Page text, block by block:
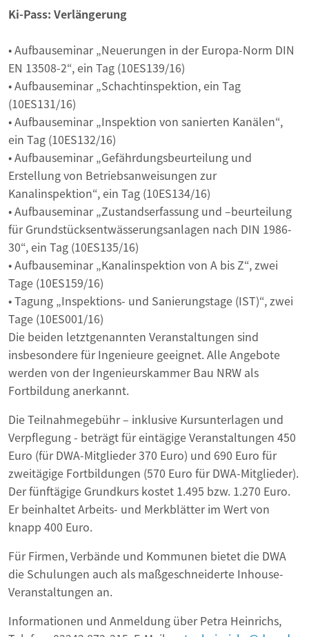
Ki-Pass: Verlängerung
• Aufbauseminar „Neuerungen in der Europa-Norm DIN
EN 13508-2“, ein Tag (10ES139/16)
• Aufbauseminar „Schachtinspektion, ein Tag
(10ES131/16)
• Aufbauseminar „Inspektion von sanierten Kanälen“,
ein Tag (10ES132/16)
• Aufbauseminar „Gefährdungsbeurteilung und
Erstellung von Betriebsanweisungen zur
Kanalinspektion“, ein Tag (10ES134/16)
• Aufbauseminar „Zustandserfassung und –beurteilung
für Grundstücksentwässerungsanlagen nach DIN 1986-
30“, ein Tag (10ES135/16)
• Aufbauseminar „Kanalinspektion von A bis Z“, zwei
Tage (10ES159/16)
• Tagung „Inspektions- und Sanierungstage (IST)“, zwei
Tage (10ES001/16)
Die beiden letztgenannten Veranstaltungen sind
insbesondere für Ingenieure geeignet. Alle Angebote
werden von der Ingenieurskammer Bau NRW als
Fortbildung anerkannt.
Die Teilnahmegebühr – inklusive Kursunterlagen und
Verpflegung - beträgt für eintägige Veranstaltungen 450
Euro (für DWA-Mitglieder 370 Euro) und 690 Euro für
zweitägige Fortbildungen (570 Euro für DWA-Mitglieder).
Der fünftägige Grundkurs kostet 1.495 bzw. 1.270 Euro.
Er beinhaltet Arbeits- und Merkblätter im Wert von
knapp 400 Euro.
Für Firmen, Verbände und Kommunen bietet die DWA
die Schulungen auch als maßgeschneiderte Inhouse-
Veranstaltungen an.
Informationen und Anmeldung über Petra Heinrichs,